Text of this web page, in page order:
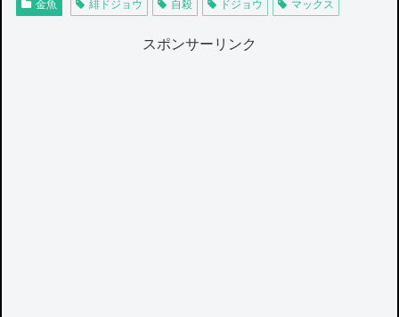
金魚 緋ドジョウ 自殺 ドジョウ マックス
スポンサーリンク